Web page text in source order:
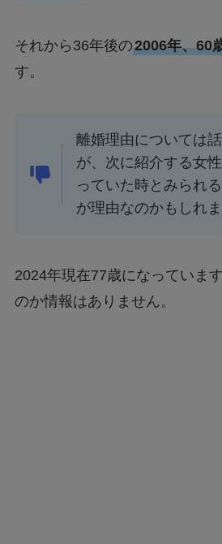
それから36年後の2006年、60
す。
離婚理由については
が、次に紹介する女
っていた時とみられ
が理由なのかもしれま
2024年現在77歳になっていま
のか情報はありません。